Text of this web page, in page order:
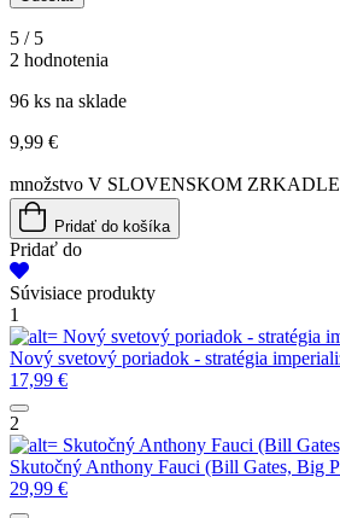
5 / 5
2 hodnotenia
96 ks na sklade
9,99 €
množstvo V SLOVENSKOM ZRKADLE.
Pridať do košíka
Pridať do
Súvisiace produkty
1
Nový svetový poriadok - stratégia
Nový svetový poriadok - stratégia
17,99 €
2
Skutočný Anthony Fauci (Bill
Skutočný Anthony Fauci (Bill Gates, Big
29,99 €